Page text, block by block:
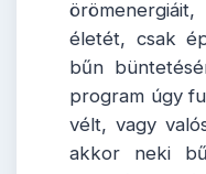
életét, csak
bűn
program úgy
vélt, vagy
akkor neki